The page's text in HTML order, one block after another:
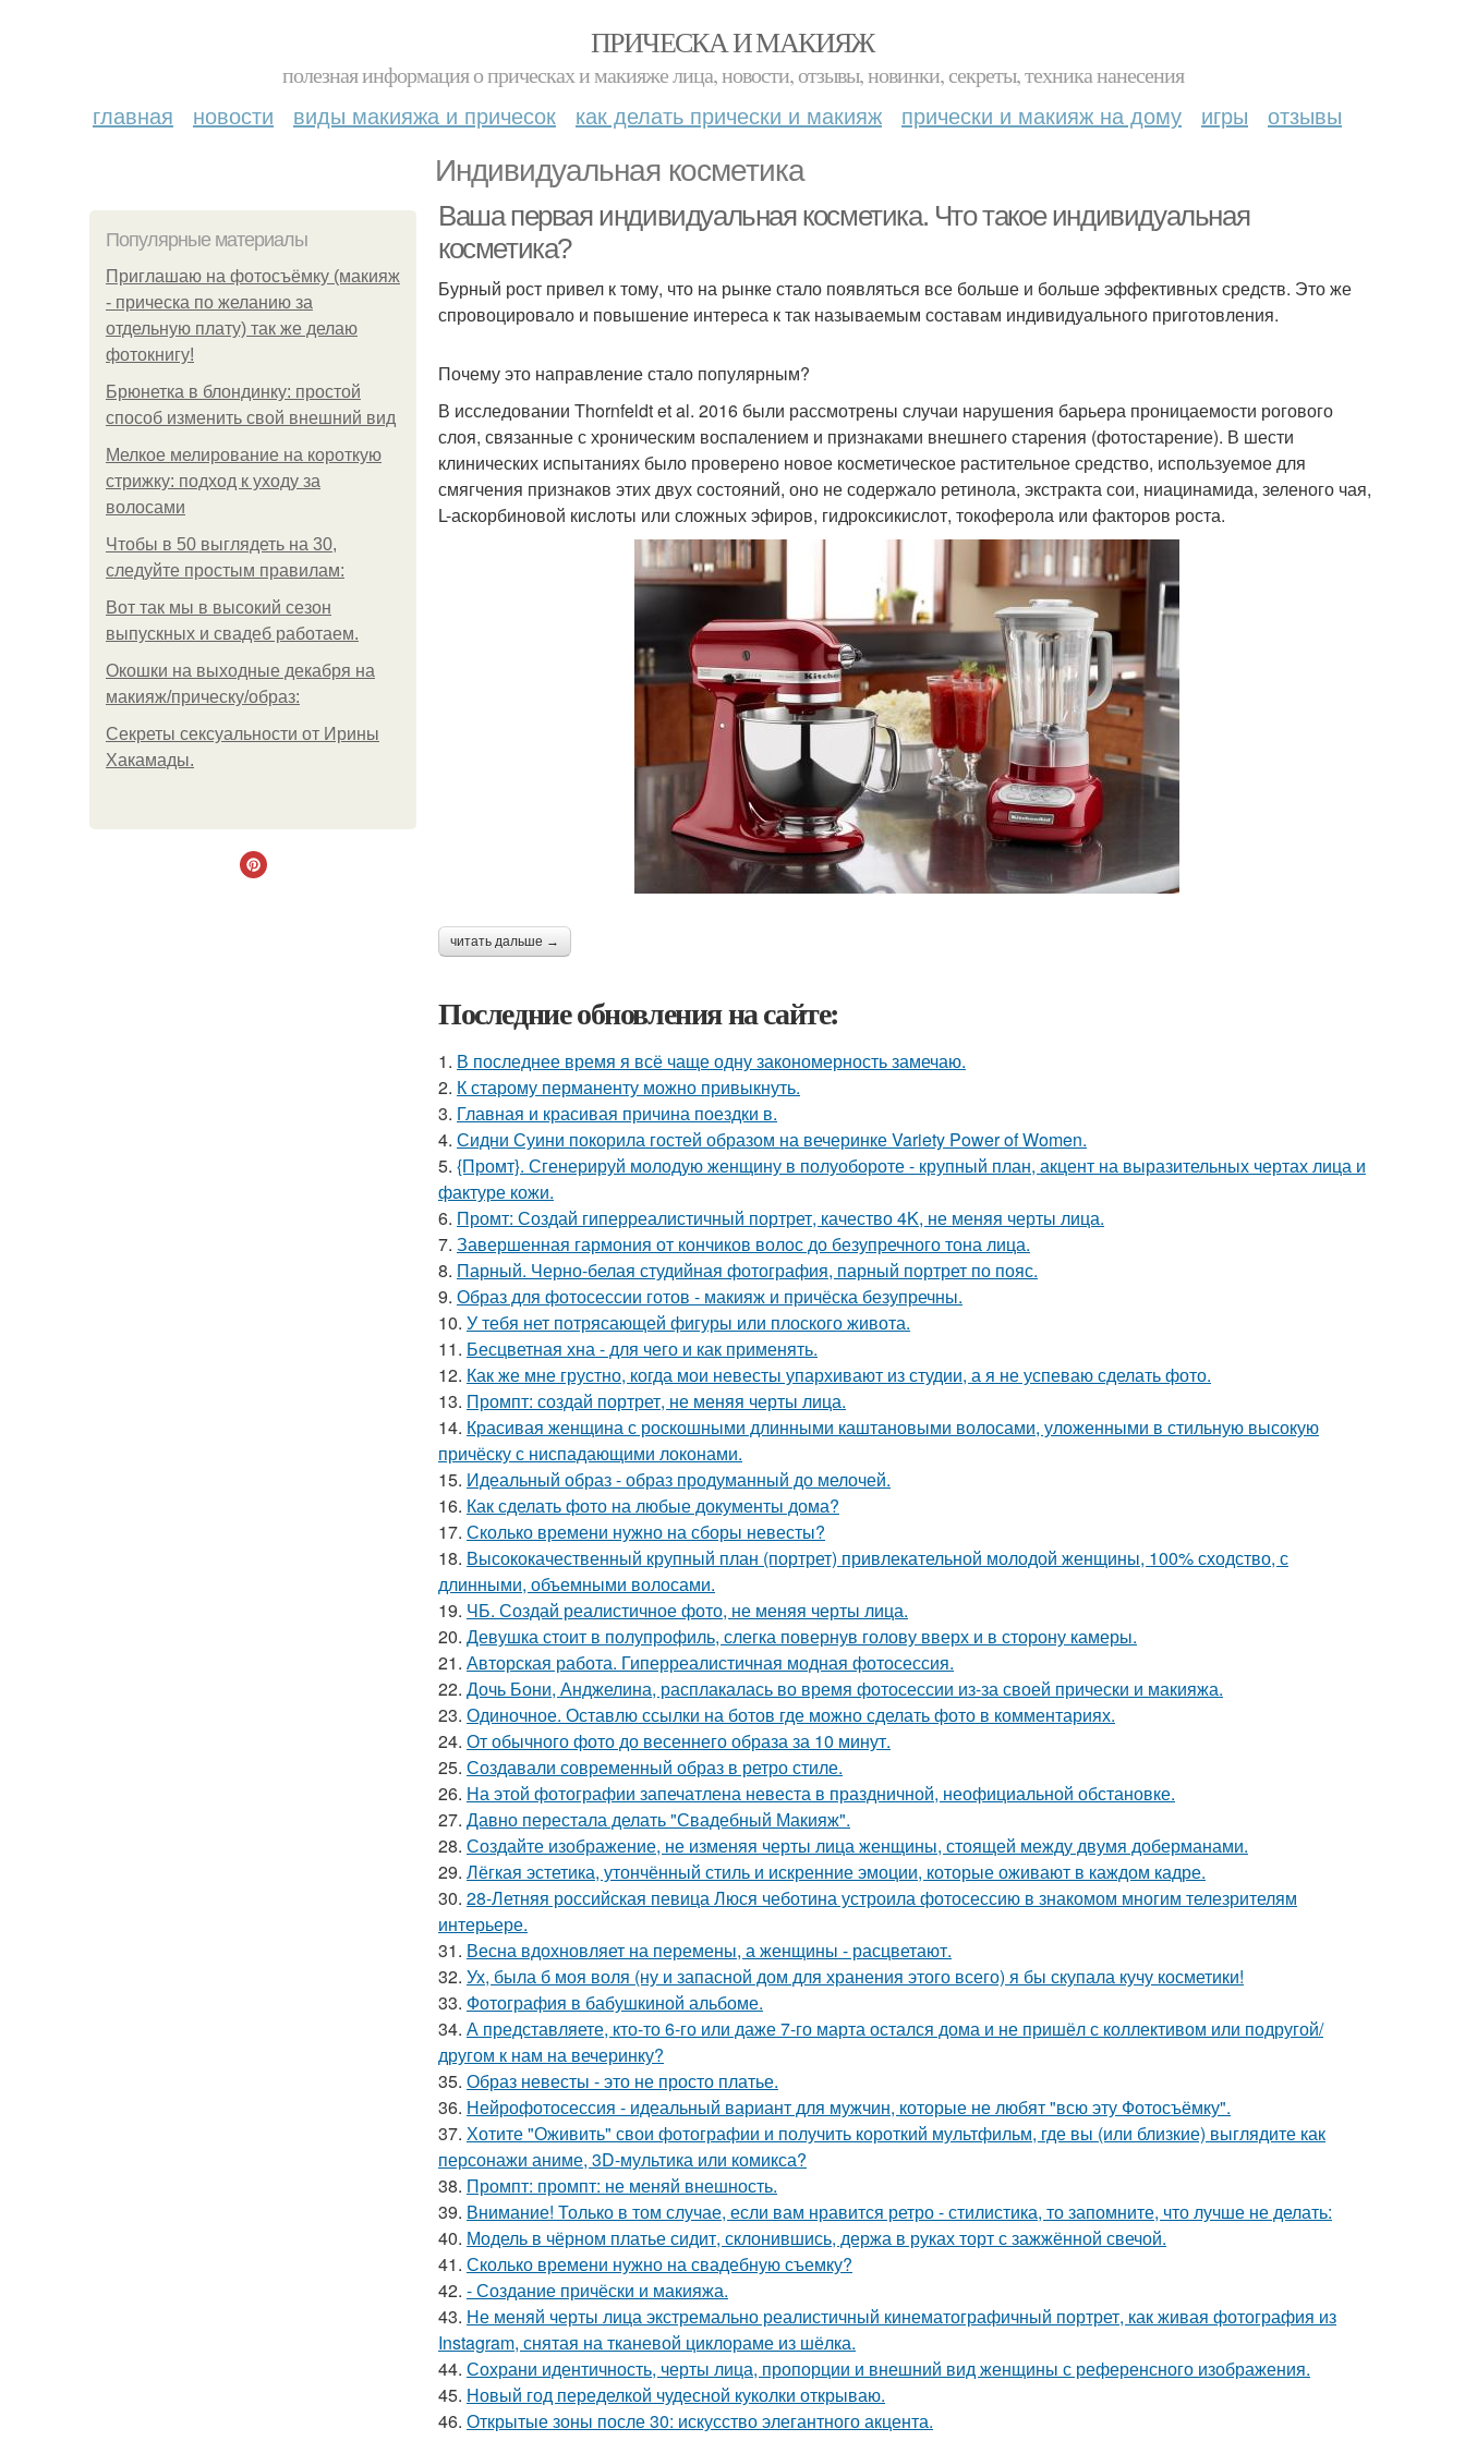
ПРИЧЕСКА И МАКИЯЖ
полезная информация о прическах и макияже лица, новости, отзывы, новинки, секреты, техника нанесения
главная новости виды макияжа и причесок как делать прически и макияж прически и макияж на дому игры отзывы
Индивидуальная косметика
Популярные материалы
Приглашаю на фотосъёмку (макияж
- прическа по желанию за
отдельную плату) так же делаю
фотокнигу!
Брюнетка в блондинку: простой
способ изменить свой внешний вид
Мелкое мелирование на короткую
стрижку: подход к уходу за
волосами
Чтобы в 50 выглядеть на 30,
следуйте простым правилам:
Вот так мы в высокий сезон
выпускных и свадеб работаем.
Окошки на выходные декабря на
макияж/прическу/образ:
Секреты сексуальности от Ирины
Хакамады.
Ваша первая индивидуальная косметика. Что такое индивидуальная
косметика?
Бурный рост привел к тому, что на рынке стало появляться все больше и больше эффективных средств. Это же
спровоцировало и повышение интереса к так называемым составам индивидуального приготовления.
Почему это направление стало популярным?
В исследовании Thornfeldt et al. 2016 были рассмотрены случаи нарушения барьера проницаемости рогового
слоя, связанные с хроническим воспалением и признаками внешнего старения (фотостарение). В шести
клинических испытаниях было проверено новое косметическое растительное средство, используемое для
смягчения признаков этих двух состояний, оно не содержало ретинола, экстракта сои, ниацинамида, зеленого чая,
L-аскорбиновой кислоты или сложных эфиров, гидроксикислот, токоферола или факторов роста.
читать дальше →
Последние обновления на сайте:
1. В последнее время я всё чаще одну закономерность замечаю.
2. К старому перманенту можно привыкнуть.
3. Главная и красивая причина поездки в.
4. Сидни Суини покорила гостей образом на вечеринке Variety Power of Women.
5. {Промт}. Сгенерируй молодую женщину в полуобороте - крупный план, акцент на выразительных чертах лица и
фактуре кожи.
6. Промт: Создай гиперреалистичный портрет, качество 4K, не меняя черты лица.
7. Завершенная гармония от кончиков волос до безупречного тона лица.
8. Парный. Черно-белая студийная фотография, парный портрет по пояс.
9. Образ для фотосессии готов - макияж и причёска безупречны.
10. У тебя нет потрясающей фигуры или плоского живота.
11. Бесцветная хна - для чего и как применять.
12. Как же мне грустно, когда мои невесты упархивают из студии, а я не успеваю сделать фото.
13. Промпт: создай портрет, не меняя черты лица.
14. Красивая женщина с роскошными длинными каштановыми волосами, уложенными в стильную высокую
причёску с ниспадающими локонами.
15. Идеальный образ - образ продуманный до мелочей.
16. Как сделать фото на любые документы дома?
17. Сколько времени нужно на сборы невесты?
18. Высококачественный крупный план (портрет) привлекательной молодой женщины, 100% сходство, с
длинными, объемными волосами.
19. ЧБ. Создай реалистичное фото, не меняя черты лица.
20. Девушка стоит в полупрофиль, слегка повернув голову вверх и в сторону камеры.
21. Авторская работа. Гиперреалистичная модная фотосессия.
22. Дочь Бони, Анджелина, расплакалась во время фотосессии из-за своей прически и макияжа.
23. Одиночное. Оставлю ссылки на ботов где можно сделать фото в комментариях.
24. От обычного фото до весеннего образа за 10 минут.
25. Создавали современный образ в ретро стиле.
26. На этой фотографии запечатлена невеста в праздничной, неофициальной обстановке.
27. Давно перестала делать "Свадебный Макияж".
28. Создайте изображение, не изменяя черты лица женщины, стоящей между двумя доберманами.
29. Лёгкая эстетика, утончённый стиль и искренние эмоции, которые оживают в каждом кадре.
30. 28-Летняя российская певица Люся чеботина устроила фотосессию в знакомом многим телезрителям
интерьере.
31. Весна вдохновляет на перемены, а женщины - расцветают.
32. Ух, была б моя воля (ну и запасной дом для хранения этого всего) я бы скупала кучу косметики!
33. Фотография в бабушкиной альбоме.
34. А представляете, кто-то 6-го или даже 7-го марта остался дома и не пришёл с коллективом или подругой/
другом к нам на вечеринку?
35. Образ невесты - это не просто платье.
36. Нейрофотосессия - идеальный вариант для мужчин, которые не любят "всю эту Фотосъёмку".
37. Хотите "Оживить" свои фотографии и получить короткий мультфильм, где вы (или близкие) выглядите как
персонажи аниме, 3D-мультика или комикса?
38. Промпт: промпт: не меняй внешность.
39. Внимание! Только в том случае, если вам нравится ретро - стилистика, то запомните, что лучше не делать:
40. Модель в чёрном платье сидит, склонившись, держа в руках торт с зажжённой свечой.
41. Сколько времени нужно на свадебную съемку?
42. - Создание причёски и макияжа.
43. Не меняй черты лица экстремально реалистичный кинематографичный портрет, как живая фотография из
Instagram, снятая на тканевой циклораме из шёлка.
44. Сохрани идентичность, черты лица, пропорции и внешний вид женщины с референсного изображения.
45. Новый год переделкой чудесной куколки открываю.
46. Открытые зоны после 30: искусство элегантного акцента.